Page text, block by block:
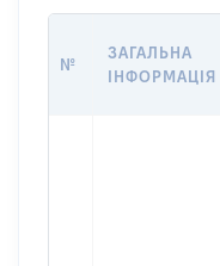
№
ЗАГАЛЬНА
ІНФОРМАЦІЯ